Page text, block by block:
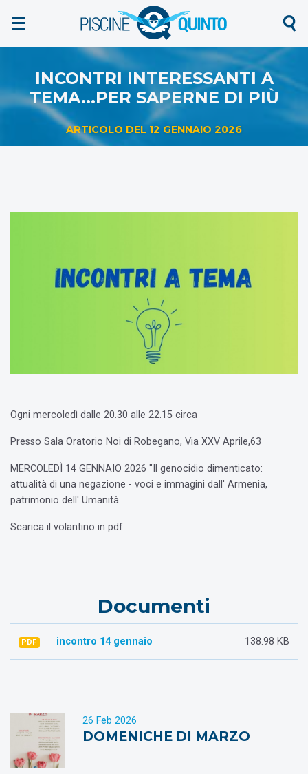
NEWS
CONTATTI
INCONTRI INTERESSANTI A
TEMA...PER SAPERNE DI PIÙ
ARTICOLO DEL 12 GENNAIO 2026
Ogni mercoledì dalle 20.30 alle 22.15 circa
Presso Sala Oratorio Noi di Robegano, Via XXV Aprile,63
MERCOLEDÌ 14 GENNAIO 2026 "Il genocidio dimenticato:
attualità di una negazione - voci e immagini dall' Armenia,
patrimonio dell' Umanità
Scarica il volantino in pdf
Documenti
PDF incontro 14 gennaio 138.98 KB
26 Feb 2026
DOMENICHE DI MARZO